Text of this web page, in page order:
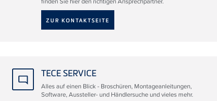
ZUR KONTAKTSEITE
TECE SERVICE
Alles auf einen Blick - Broschüren, Montageanleitungen,
Software, Aussteller- und Händlersuche und vieles mehr.